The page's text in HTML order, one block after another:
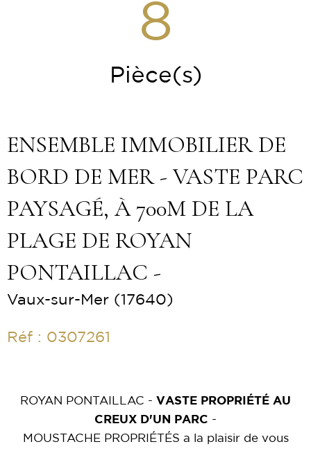
8
Pièce(s)
ENSEMBLE IMMOBILIER DE
BORD DE MER - VASTE PARC
PAYSAGÉ, À 700M DE LA
PLAGE DE ROYAN
PONTAILLAC -
Vaux-sur-Mer (17640)
Réf : 0307261
ROYAN PONTAILLAC - VASTE PROPRIÉTÉ AU
CREUX D'UN PARC -
MOUSTACHE PROPRIÉTÉS a la plaisir de vous